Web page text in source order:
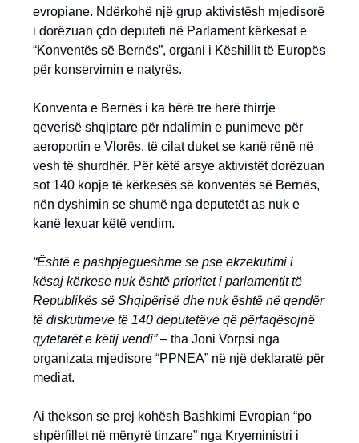
evropiane. Ndërkohë një grup aktivistësh mjedisorë
i dorëzuan çdo deputeti në Parlament kërkesat e
“Konventës së Bernës”, organi i Këshillit të Europës
për konservimin e natyrës.
Konventa e Bernës i ka bërë tre herë thirrje
qeverisë shqiptare për ndalimin e punimeve për
aeroportin e Vlorës, të cilat duket se kanë rënë në
vesh të shurdhër. Për këtë arsye aktivistët dorëzuan
sot 140 kopje të kërkesës së konventës së Bernës,
nën dyshimin se shumë nga deputetët as nuk e
kanë lexuar këtë vendim.
“Është e pashpjegueshme se pse ekzekutimi i
kësaj kërkese nuk është prioritet i parlamentit të
Republikës së Shqipërisë dhe nuk është në qendër
të diskutimeve të 140 deputetëve që përfaqësojnë
qytetarët e këtij vendi” – tha Joni Vorpsi nga
organizata mjedisore “PPNEA” në një deklaratë për
mediat.
Ai thekson se prej kohësh Bashkimi Evropian “po
shpërfillet në mënyrë tinzare” nga Kryeministri i